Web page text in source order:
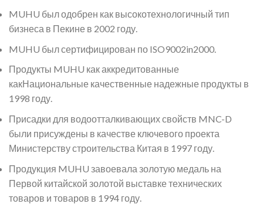
MUHU был одобрен как высокотехнологичный тип
бизнеса в Пекине в 2002 году.
MUHU был сертифицирован по ISO9002in2000.
Продукты MUHU как аккредитованные
какНациональные качественные надежные продукты в
1998 году.
Присадки для водоотталкивающих свойств MNC-D
были присуждены в качестве ключевого проекта
Министерству строительства Китая в 1997 году.
Продукция MUHU завоевала золотую медаль на
Первой китайской золотой выставке технических
товаров и товаров в 1994 году.